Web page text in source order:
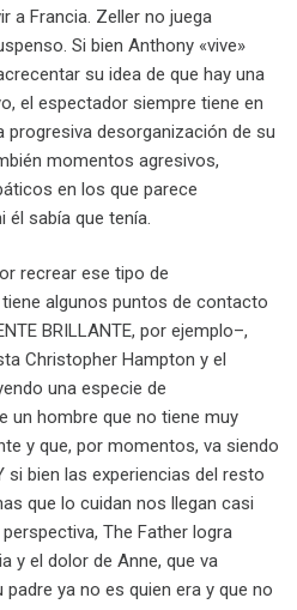
a Francia. Zeller no juega
Si bien Anthony «vive»
su idea de que hay una
el espectador siempre tiene en
desorganización de su
momentos agresivos,
en los que parece
él sabía que tenía.
recrear ese tipo de
algunos puntos de contacto
BRILLANTE, por ejemplo–,
Christopher Hampton y el
una especie de
un hombre que no tiene muy
y que, por momentos, va siendo
si bien las experiencias del resto
que lo cuidan nos llegan casi
The Father logra
y el dolor de Anne, que va
ya no es quien era y que no